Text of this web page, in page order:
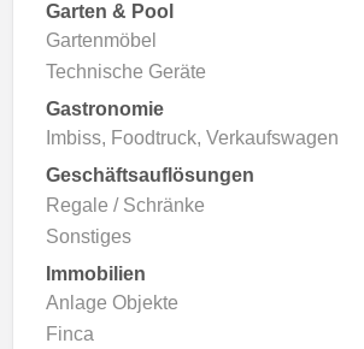
Garten & Pool
Gartenmöbel
Technische Geräte
Gastronomie
Imbiss, Foodtruck, Verkaufswagen
Geschäftsauflösungen
Regale / Schränke
Sonstiges
Immobilien
Anlage Objekte
Finca